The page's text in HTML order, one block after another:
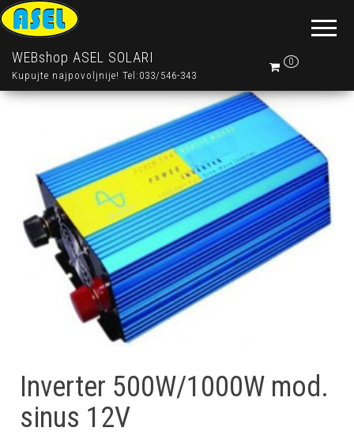
WEBshop ASEL SOLARI
Kupujte najpovoljnije! Tel:033/546-343
0
Inverter 500W/1000W mod.
sinus 12V